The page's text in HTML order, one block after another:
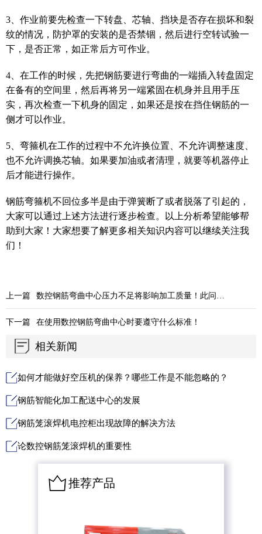
3、作业前要先检查一下转盘、芯轴、挡块是否存在损坏和裂
纹的情况，防护罩的安装的是否禁锢，然后进行空转试验一
下，是否正常，如正常后方可作业。
4、在工作的时候，先把钢筋要进行弯曲的一端插入转盘固定
在备有的空间里，然后再将另一端紧固在机身并且用手压
实，再次检查一下机身的固定，如果还是按在挡住钢筋的一
侧才可以作业。
5、弯箍机在工作的过程中不允许换位置、不允许调整速度、
也不允许调换芯轴。如果要加油或者清理，就要等机器停止
后才能进行操作。
钢筋弯箍机不回位多半是由于弹簧断了或者脱落了引起的，
大家可以通过上述方法进行逐步检查。以上分析希望能够帮
助到大家！大家想要了解更多相关知识内容可以继续关注我
们！
上一篇
下一篇 在使用数控钢筋弯曲中心时要遵守什么标准！
相关新闻
如何才能做好空压机的保养？哪些工作是不能忽略的？
钢筋智能化加工配送中心的发展
钢筋笼滚焊机电控柜出现故障的解决方法
论数控钢筋笼滚焊机的重要性
推荐产品